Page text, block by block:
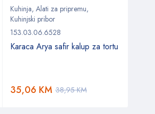
Kuhinja, Alati za pripremu,
Kuhinjski pribor
153.03.06.6528
Karaca Arya safir kalup za tortu
38,95KM
35,06 KM